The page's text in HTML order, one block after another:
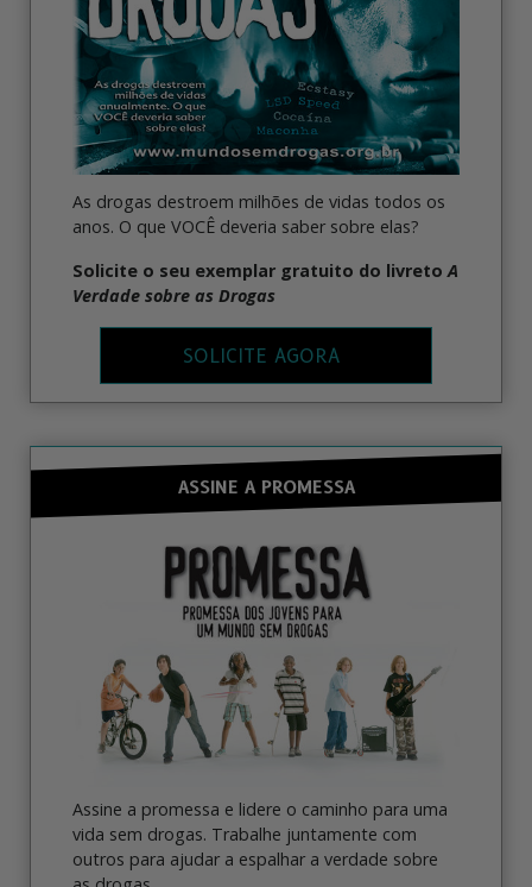
As drogas destroem milhões de vidas todos os
anos. O que VOCÊ deveria saber sobre elas?
Solicite o seu exemplar gratuito do livretoA
Verdade sobre as Drogas
SOLICITE AGORA
ASSINE A PROMESSA
Assine a promessa e lidere o caminho para uma
vida sem drogas. Trabalhe juntamente com
outros para ajudar a espalhar a verdade sobre